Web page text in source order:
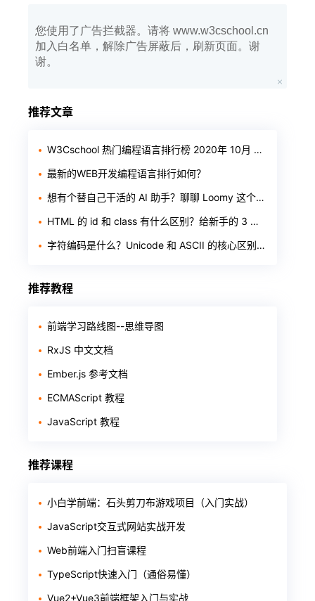
您使用了广告拦截器。请将 www.w3cschool.cn
加入白名单，解除广告屏蔽后，刷新页面。谢
谢。
推荐文章
W3Cschool 热门编程语言排行榜 2020年 10月 TOP10
最新的WEB开发编程语言排行如何？
想有个替自己干活的 AI 助手？聊聊 Loomy 这个「AI 工作搭子」
HTML 的 id 和 class 有什么区别？给新手的 3 个判断标准
字符编码是什么？Unicode 和 ASCII 的核心区别一次讲透
推荐教程
前端学习路线图--思维导图
RxJS 中文文档
Ember.js 参考文档
ECMAScript 教程
JavaScript 教程
推荐课程
小白学前端：石头剪刀布游戏项目（入门实战）
JavaScript交互式网站实战开发
Web前端入门扫盲课程
TypeScript快速入门（通俗易懂）
Vue2+Vue3前端框架入门与实战